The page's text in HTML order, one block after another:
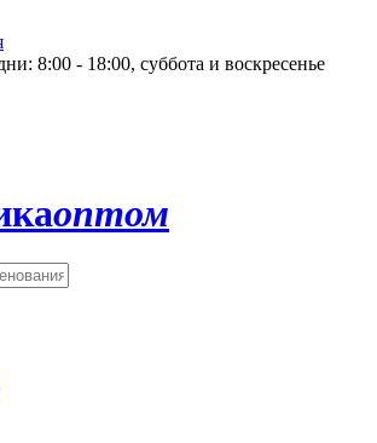
8:00 - 18:00, суббота и воскресенье
оптом